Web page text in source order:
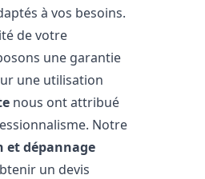
à vos besoins.
de votre
une garantie
une utilisation
nous ont attribué
Notre
dépannage
un devis